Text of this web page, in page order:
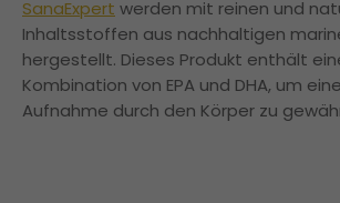
SanaExpert werden mit reinen und
Inhaltsstoffen aus nachhaltigen
hergestellt. Dieses Produkt enthält
Kombination von EPA und DHA, um
Aufnahme durch den Körper zu